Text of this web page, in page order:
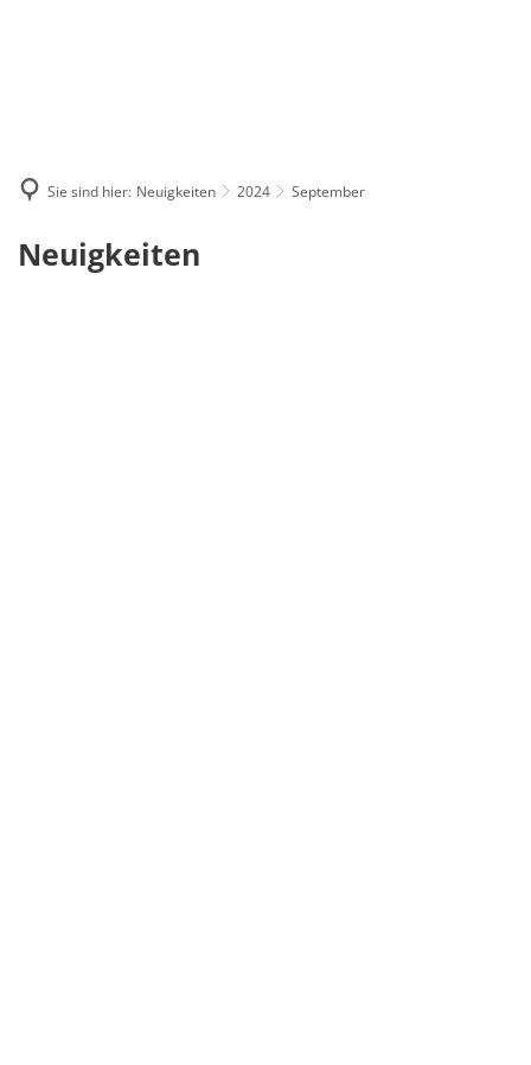
Sie sind hier: Neuigkeiten 2024 September
September
Neuigkeiten